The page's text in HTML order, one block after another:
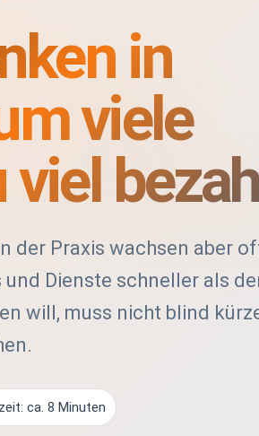
in
viele
der Praxis wachsen aber
und Dienste schneller als
will, muss nicht blind
ca. 8 Minuten